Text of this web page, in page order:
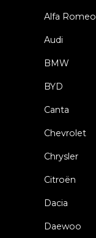
Alfa Romeo
Audi
BMW
BYD
Canta
Chevrolet
Chrysler
Citroën
Dacia
Daewoo